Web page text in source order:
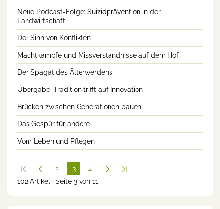
Neue Podcast-Folge: Suizidprävention in der
Landwirtschaft
Der Sinn von Konflikten
Machtkämpfe und Missverständnisse auf dem Hof
Der Spagat des Älterwerdens
Übergabe: Tradition trifft auf Innovation
Brücken zwischen Generationen bauen
Das Gespür für andere
Vom Leben und Pflegen
2
3
(cur
4
102 Artikel | Seite 3 von 11